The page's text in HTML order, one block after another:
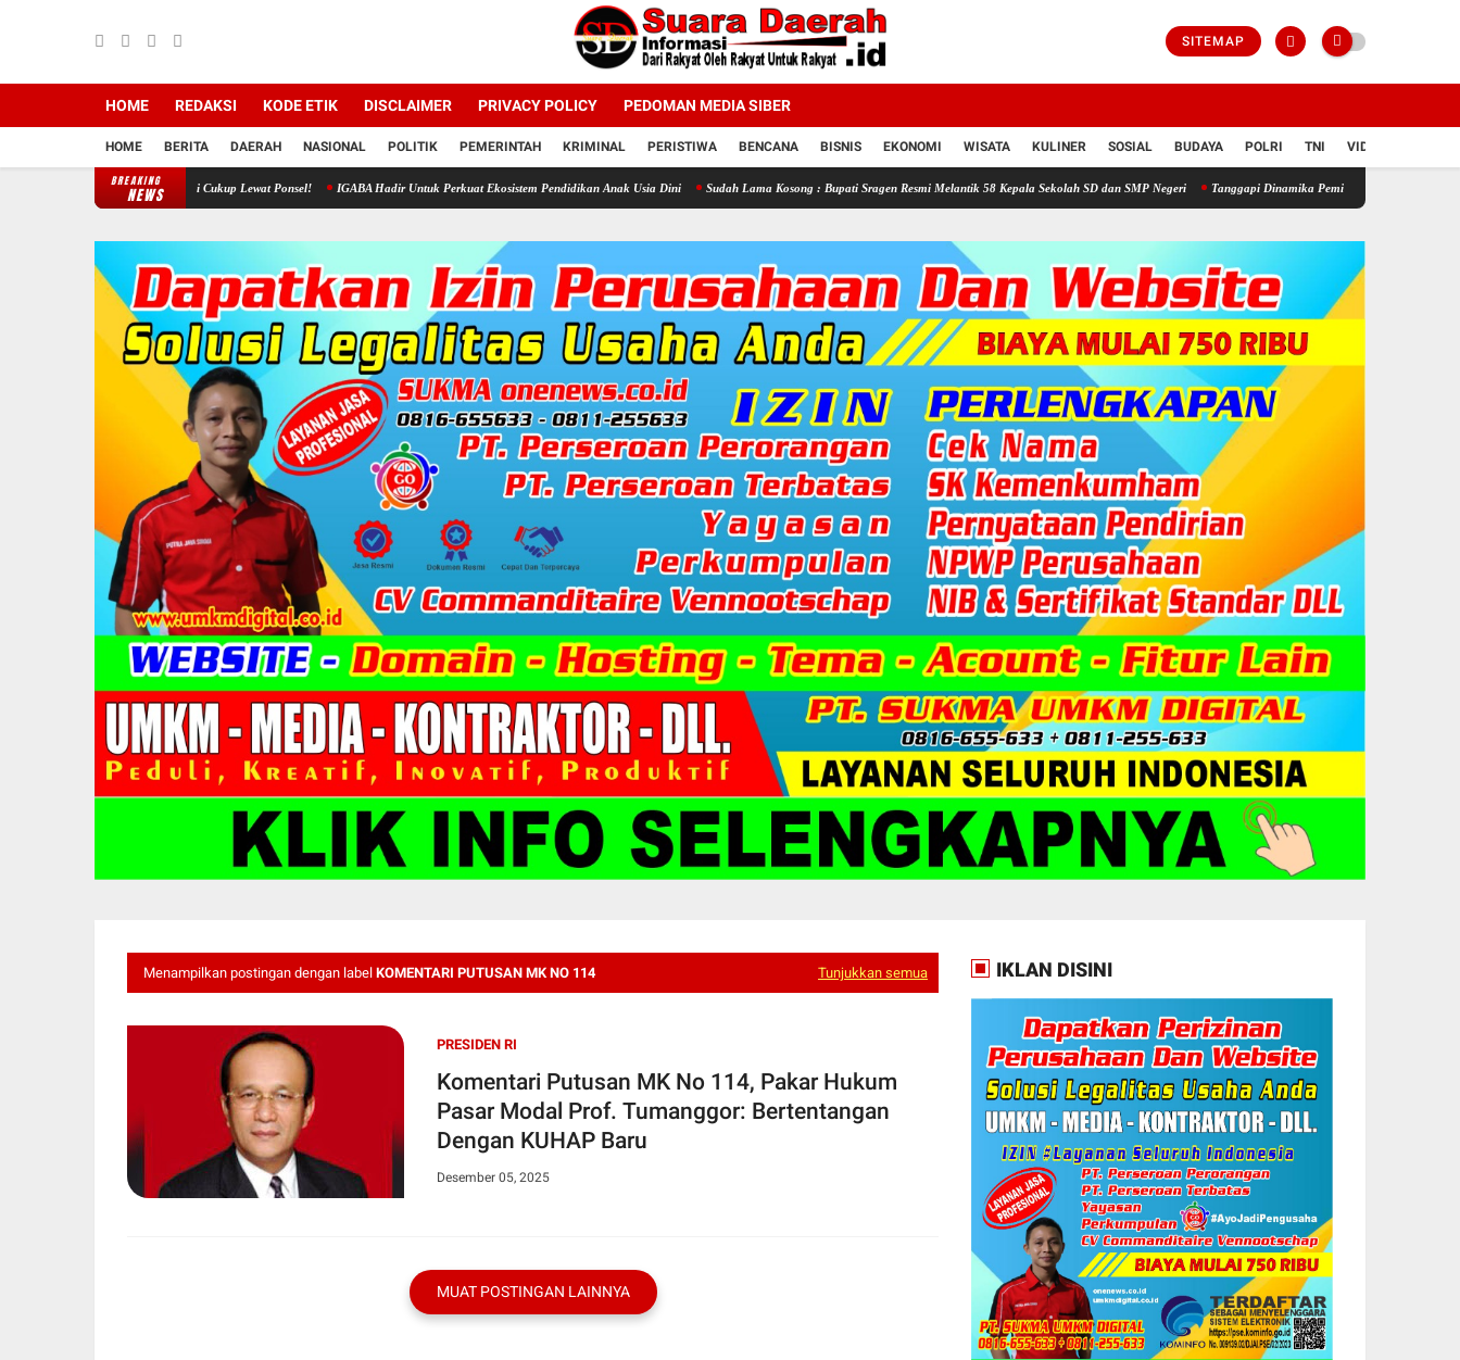
SITEMAP
HOME REDAKSI KODE ETIK DISCLAIMER PRIVACY POLICY PEDOMAN MEDIA SIBER
HOME BERITA DAERAH NASIONAL POLITIK PEMERINTAH KRIMINAL PERISTIWA BENCANA BISNIS EKONOMI WISATA KULINER SOSIAL BUDAYA POLRI TNI VIDIO
BREAKING
NEWS
Rumah Ibadah Kini Cukup Lewat Ponsel! IGABA Hadir Untuk Perkuat Ekosistem Pendidikan Anak Usia Dini Sudah Lama Kosong : Bupati Sragen Resmi Melantik 58 Kepala Sekolah SD dan SMP Negeri Tanggapi Dinamika Pemilihan BPD, Dinas PMD Tekankan
Menampilkan postingan dengan label KOMENTARI PUTUSAN MK NO 114 Tunjukkan semua
PRESIDEN RI
Komentari Putusan MK No 114, Pakar Hukum
Pasar Modal Prof. Tumanggor: Bertentangan
Dengan KUHAP Baru
Desember 05, 2025
MUAT POSTINGAN LAINNYA
IKLAN DISINI